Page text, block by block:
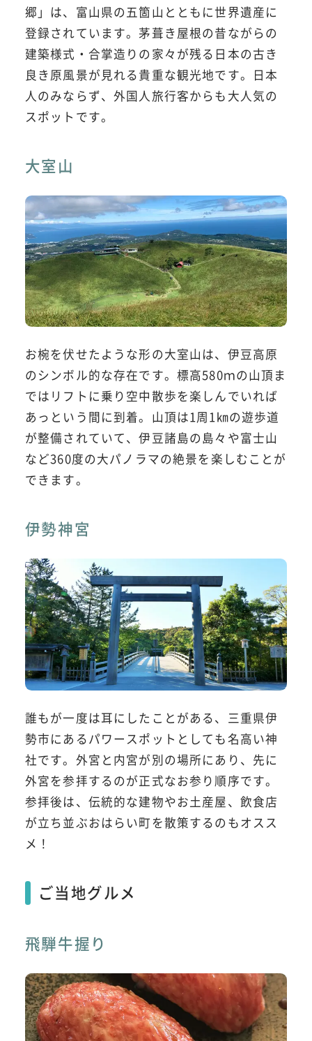
郷」は、富山県の五箇山とともに世界遺産に
登録されています。茅葺き屋根の昔ながらの
建築様式・合掌造りの家々が残る日本の古き
良き原風景が見れる貴重な観光地です。日本
人のみならず、外国人旅行客からも大人気の
スポットです。
大室山
お椀を伏せたような形の大室山は、伊豆高原
のシンボル的な存在です。標高580ｍの山頂ま
ではリフトに乗り空中散歩を楽しんでいれば
あっという間に到着。山頂は1周1㎞の遊歩道
が整備されていて、伊豆諸島の島々や富士山
など360度の大パノラマの絶景を楽しむことが
できます。
伊勢神宮
誰もが一度は耳にしたことがある、三重県伊
勢市にあるパワースポットとしても名高い神
社です。外宮と内宮が別の場所にあり、先に
外宮を参拝するのが正式なお参り順序です。
参拝後は、伝統的な建物やお土産屋、飲食店
が立ち並ぶおはらい町を散策するのもオスス
メ！
ご当地グルメ
飛騨牛握り